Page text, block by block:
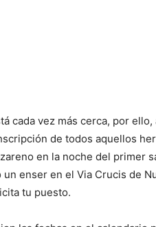
cada vez más cerca, por
de todos aquellos
en la noche del primer
enser en el Via Crucis de
tu puesto.